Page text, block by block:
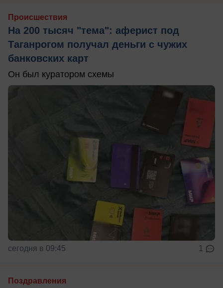
Происшествия
На 200 тысяч "тема": аферист под
Таганрогом получал деньги с чужих
банковских карт
Он был куратором схемы
сегодня в 09:45 1
Поздравления